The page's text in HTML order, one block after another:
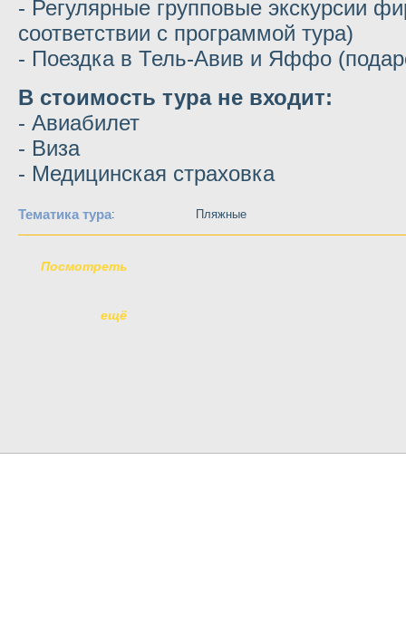
- Регулярные групповые экскурсии
соответствии с программой тура)
- Поездка в Тель-Авив и Яффо
В стоимость тура не входит:
- Авиабилет
- Виза
- Медицинская страховка
Тематика тура: Пляжные
Посмотреть
ещё